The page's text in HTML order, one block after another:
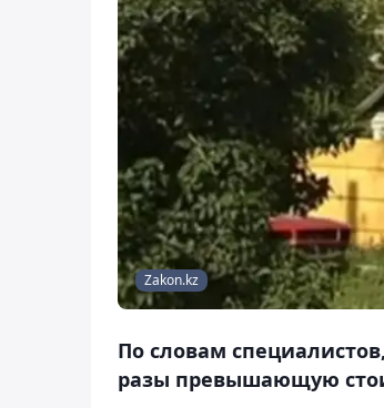
Zakon.kz
По словам
разы превышающую